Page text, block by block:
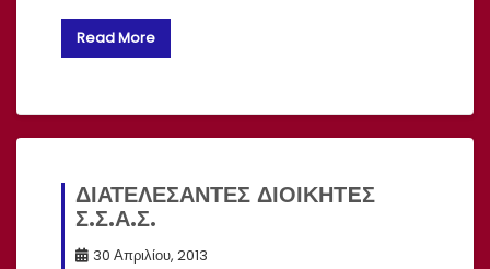
Read More
ΔΙΑΤΕΛΕΣΑΝΤΕΣ ΔΙΟΙΚΗΤEΣ
Σ.Σ.Α.Σ.
30 Απριλίου, 2013